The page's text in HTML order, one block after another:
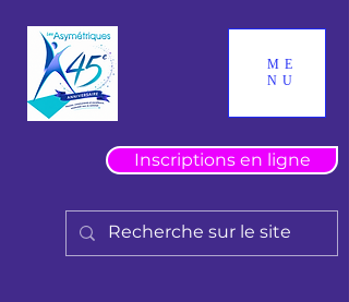
ME
NU
Inscriptions en ligne